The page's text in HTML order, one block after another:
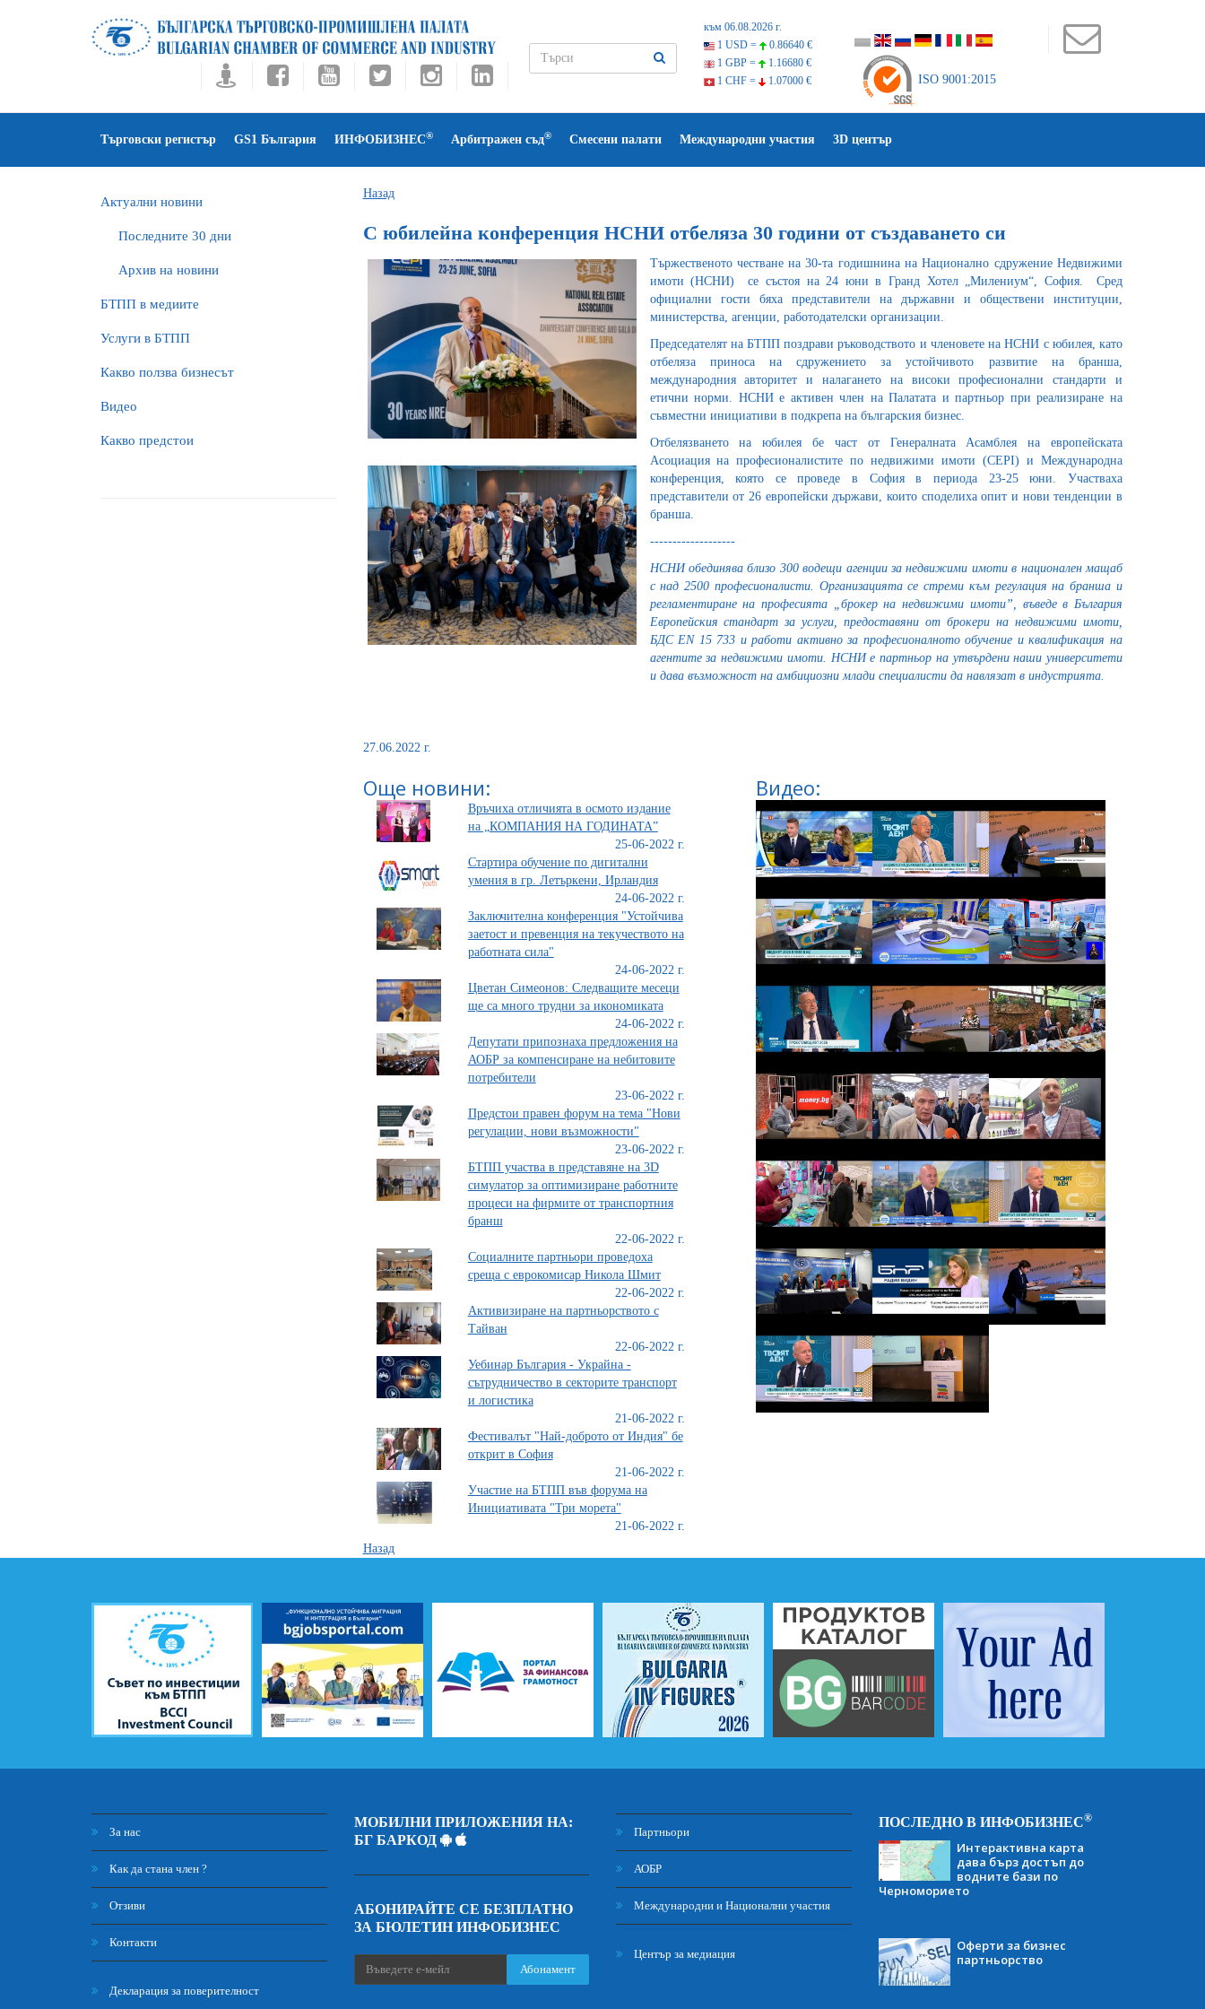
към 06.08.2026 г.
1 USD =
0.86640 €
1 GBP =
1.16680 €
1 CHF =
1.07000 € ISO 9001:2015
Търговски регистър GS1 България ИНФОБИЗНЕС® Арбитражен съд® Смесени палати Международни участия 3D център
Актуални новини
Последните 30 дни
Архив на новини
БTПП в медиите
Услуги в БТПП
Какво ползва бизнесът
Видео
Какво предстои
Назад
С юбилейна конференция НСНИ отбеляза 30 години от създаването си
Тържественото честване на 30-та годишнина на Национално сдружение Недвижими
имоти (НСНИ) се състоя на 24 юни в Гранд Хотел „Милениум“, София. Сред
официални гости бяха представители на държавни и обществени институции,
министерства, агенции, работодателски организации.
Председателят на БТПП поздрави ръководството и членовете на НСНИ с юбилея, като
отбеляза приноса на сдружението за устойчивото развитие на бранша,
международния авторитет и налагането на високи професионални стандарти и
етични норми. НСНИ е активен член на Палатата и партньор при реализиране на
съвместни инициативи в подкрепа на българския бизнес.
Отбелязването на юбилея бе част от Генералната Асамблея на европейската
Асоциация на професионалистите по недвижими имоти (CEPI) и Международна
конференция, която се проведе в София в периода 23-25 юни. Участваха
представители от 26 европейски държави, които споделиха опит и нови тенденции в
бранша.
-------------------
НСНИ обединява близо 300 водещи агенции за недвижими имоти в национален мащаб
с над 2500 професионалисти. Организацията се стреми към регулация на бранша и
регламентиране на професията „брокер на недвижими имоти”, въведе в България
Европейския стандарт за услуги, предоставяни от брокери на недвижими имоти,
БДС EN 15 733 и работи активно за професионалното обучение и квалификация на
агентите за недвижими имоти. НСНИ е партньор на утвърдени наши университети
и дава възможност на амбициозни млади специалисти да навлязат в индустрията.
27.06.2022 г.
Още новини:
Връчиха отличията в осмото издание
на „КОМПАНИЯ НА ГОДИНАТА”
25-06-2022 г.
Стартира обучение по дигитални
умения в гр. Летъркени, Ирландия
24-06-2022 г.
Заключителна конференция "Устойчива
заетост и превенция на текучеството на
работната сила"
24-06-2022 г.
Цветан Симеонов: Следващите месеци
ще са много трудни за икономиката
24-06-2022 г.
Депутати припознаха предложения на
АОБР за компенсиране на небитовите
потребители
23-06-2022 г.
Предстои правен форум на тема "Нови
регулации, нови възможности"
23-06-2022 г.
БТПП участва в представяне на 3D
симулатор за оптимизиране работните
процеси на фирмите от транспортния
бранш
22-06-2022 г.
Социалните партньори проведоха
среща с еврокомисар Никола Шмит
22-06-2022 г.
Активизиране на партньорството с
Тайван
22-06-2022 г.
Уебинар България - Украйна -
сътрудничество в секторите транспорт
и логистика
21-06-2022 г.
Фестивалът "Най-доброто от Индия" бе
открит в София
21-06-2022 г.
Участие на БТПП във форума на
Инициативата "Три морета"
21-06-2022 г.
Видео:
Назад
За нас
Как да стана член ?
Отзиви
Контакти
Декларация за поверителност
МОБИЛНИ ПРИЛОЖЕНИЯ НА:
БГ БАРКОД
АБОНИРАЙТЕ СЕ БЕЗПЛАТНО
ЗА БЮЛЕТИН ИНФОБИЗНЕС
Абонамент
Партньори
АОБР
Международни и Национални участия
Център за медиация
ПОСЛЕДНО В ИНФОБИЗНЕС®
Интерактивна карта
дава бърз достъп до
водните бази по
Черноморието
Оферти за бизнес
партньорство